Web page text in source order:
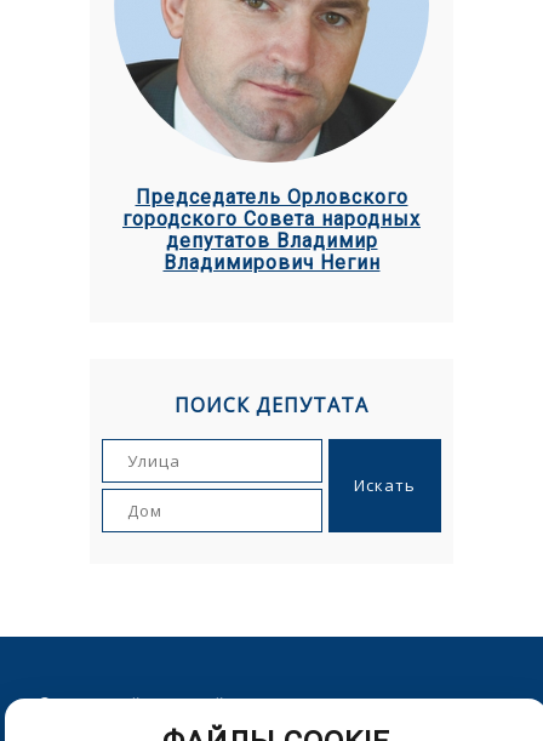
Председатель Орловского
городского Совета народных
депутатов Владимир
Владимирович Негин
ПОИСК ДЕПУТАТА
© Орловский городской Совет народных депутатов. г.Орел,
Пролетарская гора, д. 1. Телефон: (4862) 43-25-54